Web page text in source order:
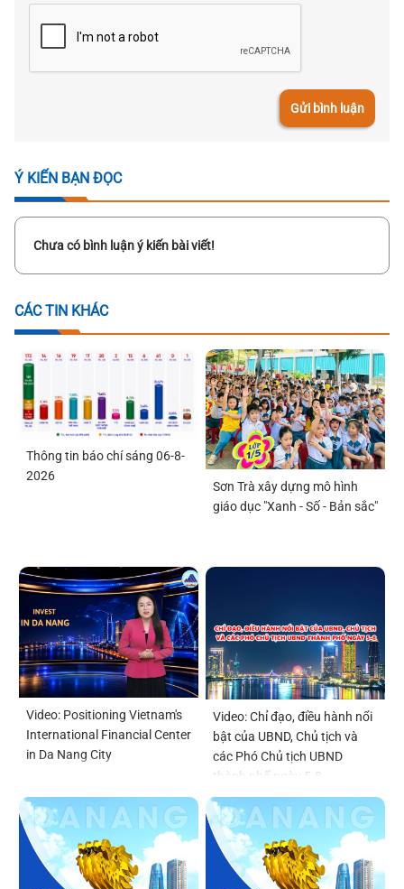
Gửi bình luận
Ý KIẾN BẠN ĐỌC
Chưa có bình luận ý kiến bài viết!
CÁC TIN KHÁC
Thông tin báo chí sáng 06-8-
2026
Sơn Trà xây dựng mô hình
giáo dục "Xanh - Số - Bản sắc"
Video: Positioning Vietnam's
International Financial Center
in Da Nang City
Video: Chỉ đạo, điều hành nổi
bật của UBND, Chủ tịch và
các Phó Chủ tịch UBND
thành phố ngày 5-8